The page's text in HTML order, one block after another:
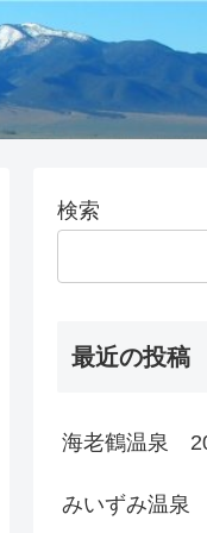
検索
最近の投稿
海老鶴温泉
みいずみ温泉